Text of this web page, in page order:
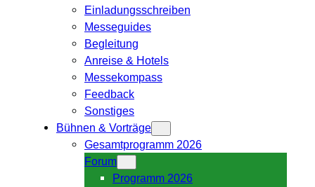
Einladungsschreiben
Messeguides
Begleitung
Anreise & Hotels
Messekompass
Feedback
Sonstiges
Bühnen & Vorträge
Gesamtprogramm 2026
Forum
Programm 2026